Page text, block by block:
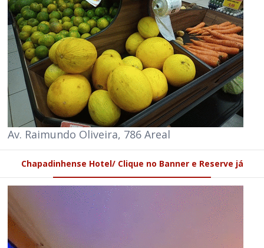
Av. Raimundo Oliveira, 786 Areal
Chapadinhense Hotel/ Clique no Banner e Reserve já